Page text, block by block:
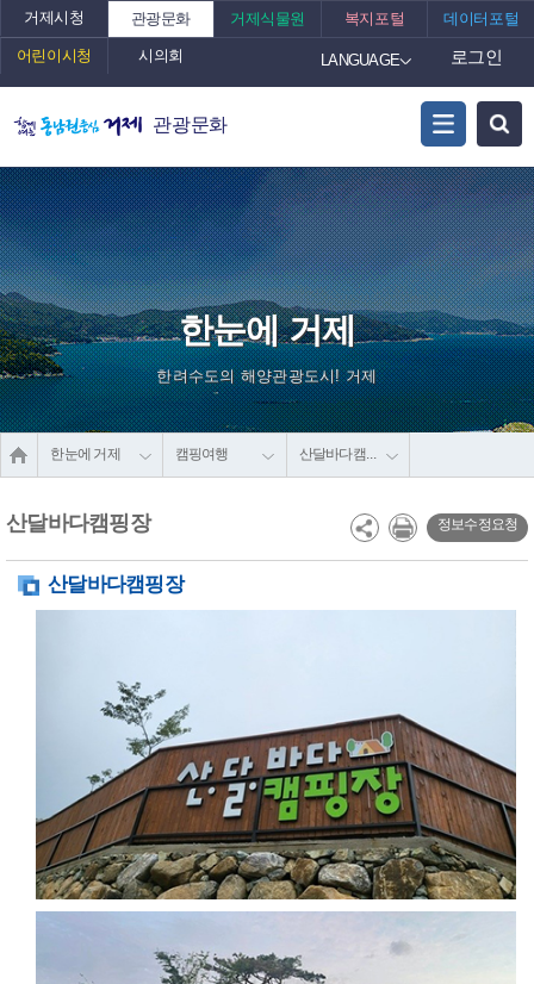
거제시청 관광문화 거제식물원 복지포털 데이터포털
어린이시청 시의회 LANGUAGE 로그인
관광문화
한눈에 거제
한려수도의 해양관광도시! 거제
한눈에 거제 캠핑여행 산달바다캠핑장
산달바다캠핑장 정보수정요청
산달바다캠핑장